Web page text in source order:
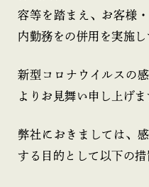
容等を踏まえ、お客様
内勤務をの併用を実施し
新型コロナウイルスの
よりお見舞い申し上げま
弊社におきましては、
する目的として以下の措